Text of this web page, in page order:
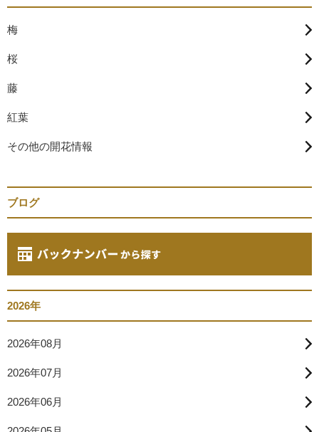
梅
桜
藤
紅葉
その他の開花情報
ブログ
2026年
2026年08月
2026年07月
2026年06月